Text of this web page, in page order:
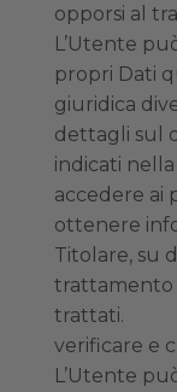
opporsi al
L’Utente
propri Dati
giuridica
dettagli sul
indicati
accedere ai
ottenere
Titolare, su
trattamento
trattati.
verificare e
L’Utente